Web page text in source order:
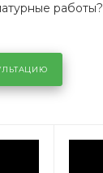
работы?